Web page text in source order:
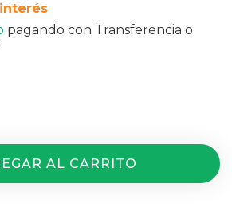
pagando con Transferencia o